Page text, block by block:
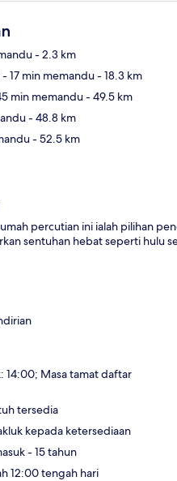
- 2.3 km
- 17 min memandu- 18.3 km
min memandu- 49.5 km
- 48.8 km
- 52.5 km
percutian ini ialah pilihan
sentuhan hebat seperti hulu
14:00; Masa tamat daftar
tersedia
kepada ketersediaan
- 15 tahun
12:00 tengah hari